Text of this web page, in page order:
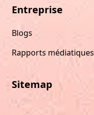
Entreprise
Blogs
Rapports médiatiques
Sitemap